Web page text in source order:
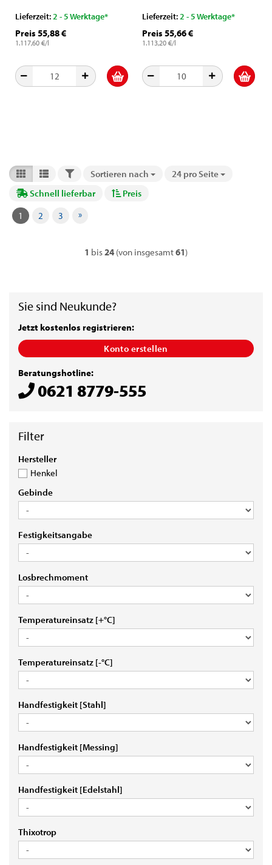
Bolzen
Lieferzeit:2 - 5 Werktage*
Preis 55,88 €
1.117,60 €/l
Lieferzeit:2 - 5 Werktage*
Preis 55,66 €
1.113,20 €/l
FILTERSortieren nach
Sortieren nach 24 pro Seite
pro Seite
Schnell lieferbar
Preis
1
2 3 »
1 bis24 (von insgesamt61)
Sie sind Neukunde?
Jetzt kostenlos registrieren:
Konto erstellen
Beratungshotline:
0621 8779-555
HERSTELLER
Hersteller
Henkel
GEBINDE
Gebinde
FESTIGKEITSANGABE
Festigkeitsangabe
LOSBRECHMOMENT
Losbrechmoment
TEMPERATUREINSATZ
[+
°C]
Temperatureinsatz [+°C]
TEMPERATUREINSATZ
[-
°C]
Temperatureinsatz [-°C]
HANDFESTIGKEIT
[STAHL]
Handfestigkeit [Stahl]
HANDFESTIGKEIT
[MESSING]
Handfestigkeit [Messing]
HANDFESTIGKEIT
[EDELSTAHL]
Handfestigkeit [Edelstahl]
THIXOTROP
Thixotrop